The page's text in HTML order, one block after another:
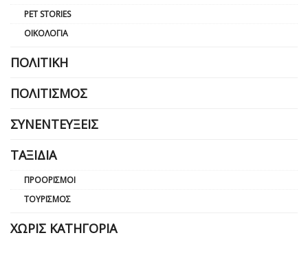
PET STORIES
ΟΙΚΟΛΟΓΊΑ
ΠΟΛΙΤΙΚΉ
ΠΟΛΙΤΙΣΜΌΣ
ΣΥΝΕΝΤΕΎΞΕΙΣ
ΤΑΞΊΔΙΑ
ΠΡΟΟΡΙΣΜΟΊ
ΤΟΥΡΙΣΜΌΣ
ΧΩΡΊΣ ΚΑΤΗΓΟΡΊΑ